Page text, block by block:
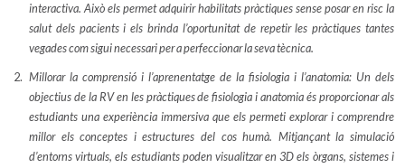
interactiva. Això els permet adquirir habilitats pràctiques sense posar en risc la
salut dels pacients i els brinda l’oportunitat de repetir les pràctiques tantes
vegades com sigui necessari per a perfeccionar la seva tècnica.
Millorar la comprensió i l’aprenentatge de la fisiologia i l’anatomia: Un dels
objectius de la RV en les pràctiques de fisiologia i anatomia és proporcionar als
estudiants una experiència immersiva que els permeti explorar i comprendre
millor els conceptes i estructures del cos humà. Mitjançant la simulació
d’entorns virtuals, els estudiants poden visualitzar en 3D els òrgans, sistemes i